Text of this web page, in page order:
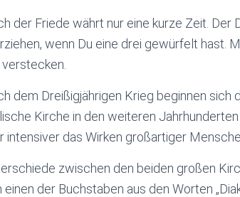
der Friede währt nur eine kurze Zeit.
wenn Du eine drei gewürfelt hast.
dem Dreißigjährigen Krieg beginnen
Kirche in den weiteren
intensiver das Wirken großartiger
zwischen den beiden großen
einen der Buchstaben aus den Worten